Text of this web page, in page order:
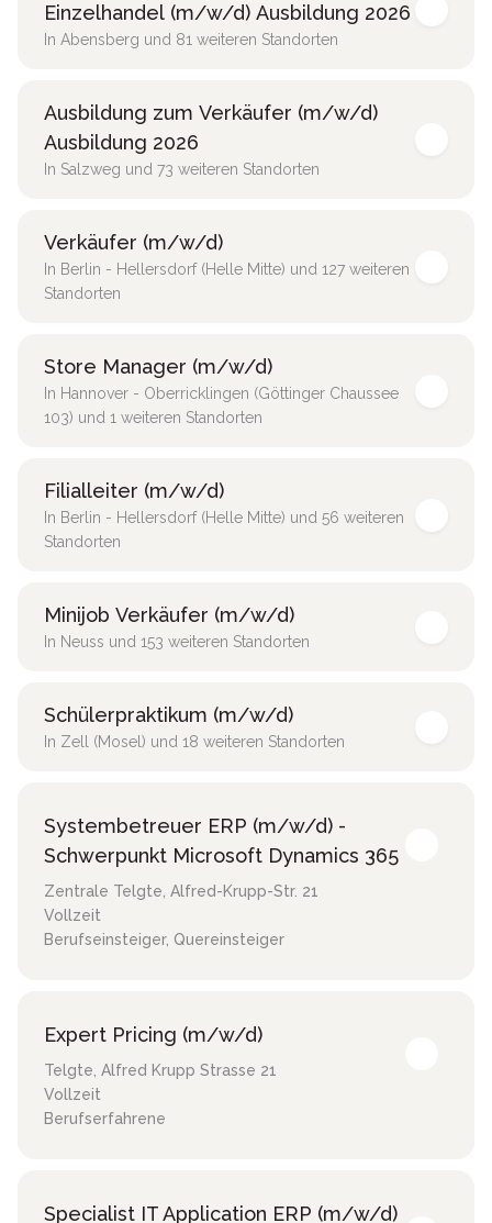
Einzelhandel (m/w/d) Ausbildung 2026
In Abensberg und 81 weiteren Standorten
Ausbildung zum Verkäufer (m/w/d)
Ausbildung 2026
In Salzweg und 73 weiteren Standorten
Verkäufer (m/w/d)
In Berlin - Hellersdorf (Helle Mitte) und 127 weiteren
Standorten
Store Manager (m/w/d)
In Hannover - Oberricklingen (Göttinger Chaussee
103) und 1 weiteren Standorten
Filialleiter (m/w/d)
In Berlin - Hellersdorf (Helle Mitte) und 56 weiteren
Standorten
Minijob Verkäufer (m/w/d)
In Neuss und 153 weiteren Standorten
Schülerpraktikum (m/w/d)
In Zell (Mosel) und 18 weiteren Standorten
Systembetreuer ERP (m/w/d) -
Schwerpunkt Microsoft Dynamics 365
Zentrale Telgte, Alfred-Krupp-Str. 21
Vollzeit
Berufseinsteiger, Quereinsteiger
Expert Pricing (m/w/d)
Telgte, Alfred Krupp Strasse 21
Vollzeit
Berufserfahrene
Specialist IT Application ERP (m/w/d)